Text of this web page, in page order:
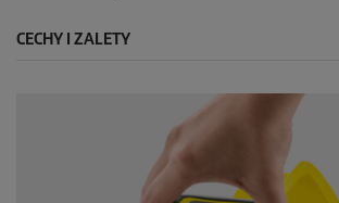
CECHY I ZALETY